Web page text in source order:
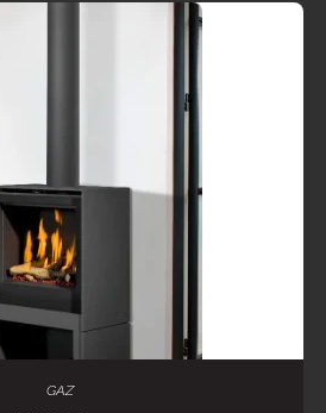
LIRE LA SUITE
GAZ